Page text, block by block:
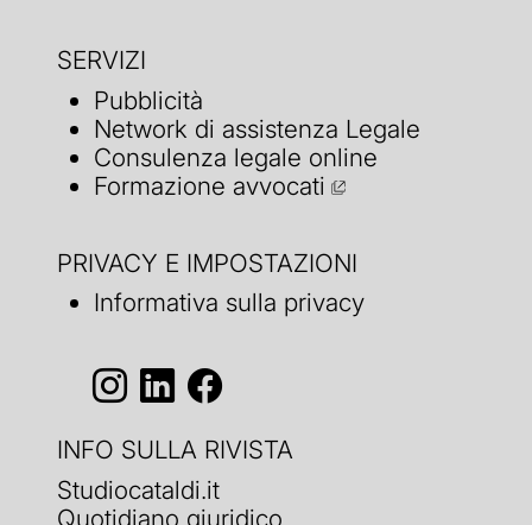
SERVIZI
Pubblicità
Network di assistenza Legale
Consulenza legale online
Formazione avvocati
PRIVACY E IMPOSTAZIONI
Informativa sulla privacy
INFO SULLA RIVISTA
Studiocataldi.it
Quotidiano giuridico